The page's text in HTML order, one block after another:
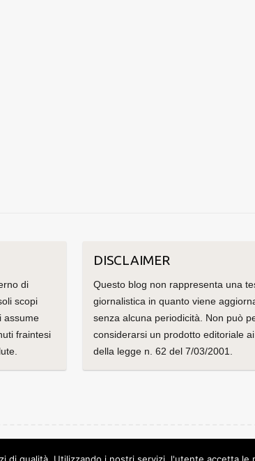
di
scopi
assume
fraintesi
DISCLAIMER
Questo blog non rappresenta una
giornalistica in quanto viene
senza alcuna periodicità. Non può
considerarsi un prodotto editoriale
della legge n. 62 del 7/03/2001.